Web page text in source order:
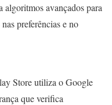
algoritmos avançados para
preferências e no
Store utiliza o Google
que verifica